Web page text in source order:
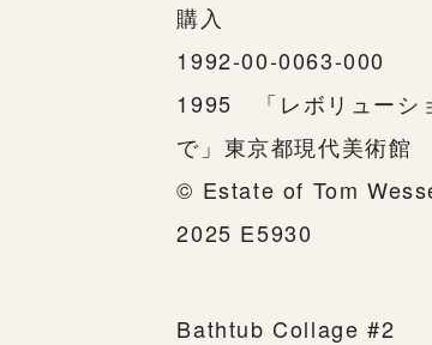
購入
1992-00-0063-000
1995 「レボリューシ
で」東京都現代美術館
© Estate of Tom
2025 E5930
Bathtub Collage #2